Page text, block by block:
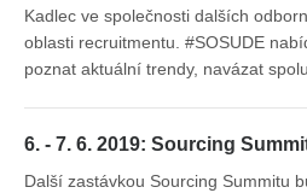
Kadlec ve společnosti dalších
oblasti recruitmentu. #SOSUDE
poznat aktuální trendy, navázat
6. - 7. 6. 2019: Sourcing
Další zastávkou Sourcing Summitu